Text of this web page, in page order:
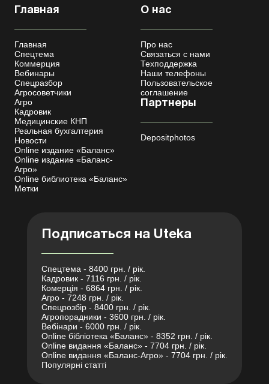
Главная
Главная
Спецтема
Коммерция
Вебинары
Спецразбор
Агросоветчики
Агро
Кадровик
Медицинские КНП
Реальная бухгалтерия
Новости
Online издание «Баланс»
Online издание «Баланс-
Агро»
Online библиотека «Баланс»
Метки
О нас
Про нас
Связаться с нами
Техподдержка
Наши телефоны
Пользовательское
соглашение
Партнеры
Depositphotos
Подписаться на Uteka
Спецтема - 8400 грн. / рік.
Кадровик - 7116 грн. / рік.
Комерція - 6864 грн. / рік.
Агро - 7248 грн. / рік.
Спецрозбір - 8400 грн. / рік.
Агропорадники - 3600 грн. / рік.
Вебінари - 6000 грн. / рік.
Online бібліотека «Баланс» - 8352 грн. / рік.
Online видання «Баланс» - 7704 грн. / рік.
Online видання «Баланс-Агро» - 7704 грн. / рік.
Популярні статті